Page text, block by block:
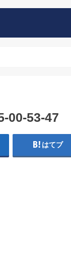
00-53-47
はてブ